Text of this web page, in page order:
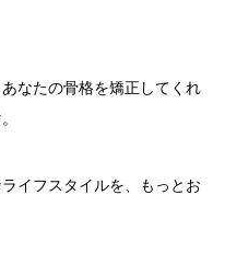
なたの骨格を矯正してくれ
イフスタイルを、もっとお